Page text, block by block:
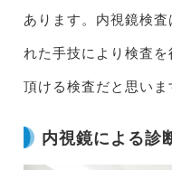
あります。内視鏡検
れた手技により検査
頂ける検査だと思いま
内視鏡による診